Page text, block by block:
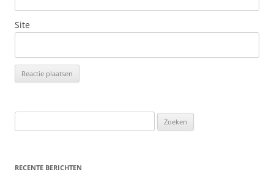
Site
o
k
RECENTE BERICHTEN